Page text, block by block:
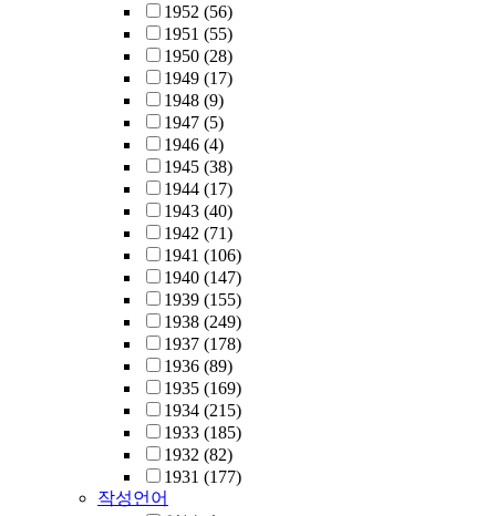
1952 (56)
1951 (55)
1950 (28)
1949 (17)
1948 (9)
1947 (5)
1946 (4)
1945 (38)
1944 (17)
1943 (40)
1942 (71)
1941 (106)
1940 (147)
1939 (155)
1938 (249)
1937 (178)
1936 (89)
1935 (169)
1934 (215)
1933 (185)
1932 (82)
1931 (177)
작성언어